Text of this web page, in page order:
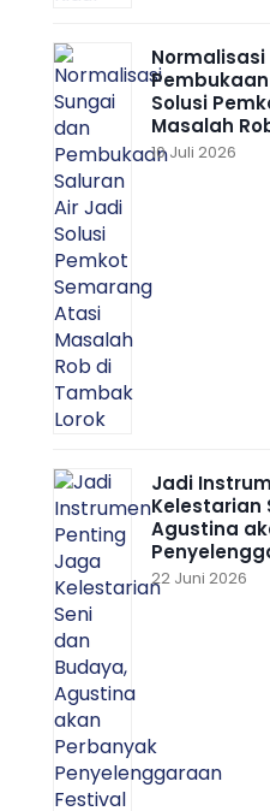
Solusi
Masalah
10 Juli 2026
Jadi
Kelestarian
Agustina
22 Juni 2026